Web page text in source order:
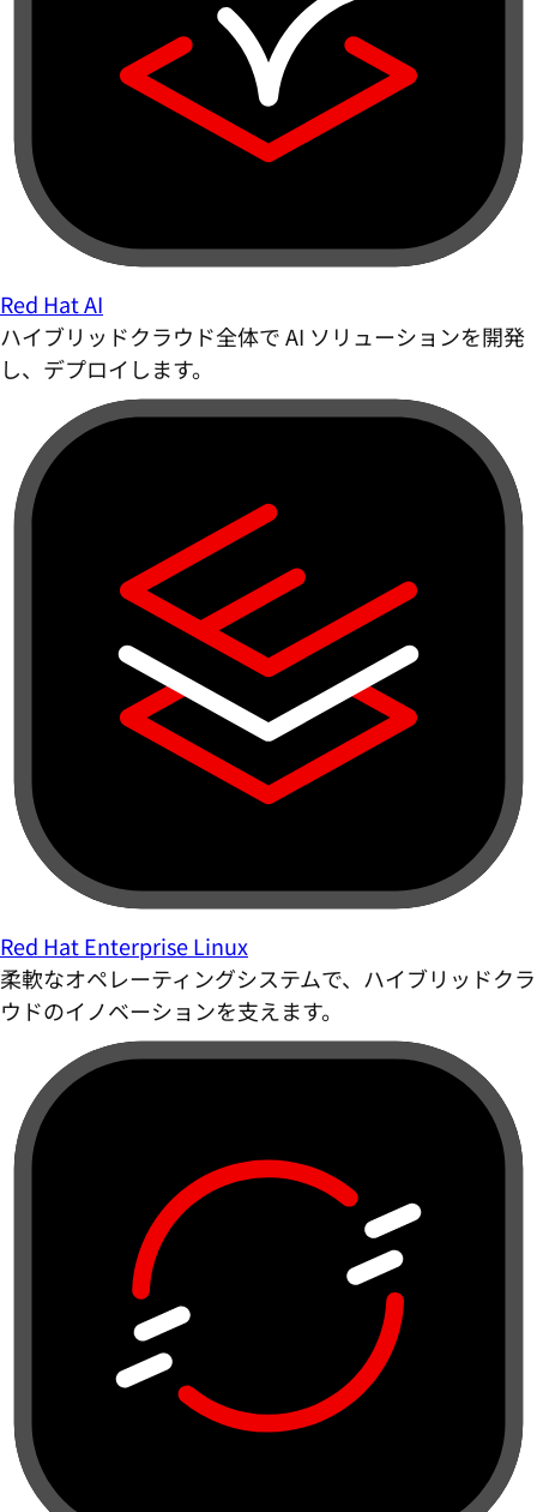
Red Hat AI
ハイブリッドクラウド全体で AI ソリューションを開発
し、デプロイします。
Red Hat Enterprise Linux
柔軟なオペレーティングシステムで、ハイブリッドクラ
ウドのイノベーションを支えます。